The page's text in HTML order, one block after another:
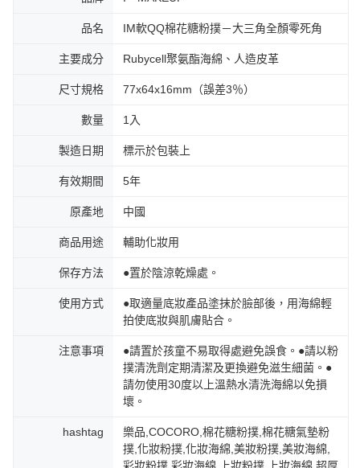
品名 IM軟QQ棉花糖粉撲－大三角全顏零死角
主要成分 Rubycell聚氨酯海綿、人造皮革
尺寸規格 77x64x16mm（誤差3％）
數量 1入
製造日期 標示於包裝上
有效期間 5年
原產地 中國
商品用途 輔助化妝用
保存方法 ●置於陰涼乾燥處。
使用方式
●取適量底妝產品塗抹於臉部後，用海綿輕
拍使底妝與肌膚貼合。
注意事項
●請置於孩童不易取得處避免誤食。●請以粉
撲清洗劑定期清潔及更換避免滋生細菌。●
請勿使用30度以上溫熱水清洗海綿以免損
壞。
hashtag
樂品,COCORO,棉花糖粉撲,棉花糖氣墊粉
撲,化妝粉撲,化妝海綿,美妝粉撲,美妝海綿,
彩妝粉撲,彩妝海綿,上妝粉撲,上妝海綿,超厚